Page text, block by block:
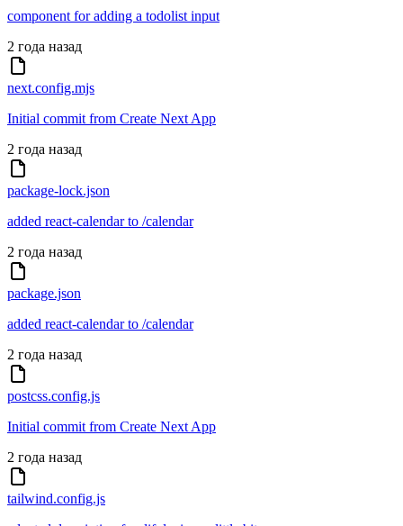
component for adding a todolist input
2 года назад
next.config.mjs
Initial commit from Create Next App
2 года назад
package-lock.json
added react-calendar to /calendar
2 года назад
package.json
added react-calendar to /calendar
2 года назад
postcss.config.js
Initial commit from Create Next App
2 года назад
tailwind.config.js